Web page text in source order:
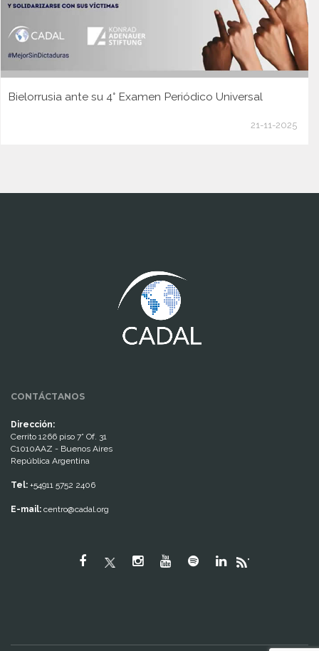
Bielorrusia ante su 4° Examen Periódico Universal
21-11-2025
CONTÁCTANOS
Dirección:
Cerrito 1266 piso 7° Of. 31
C1010AAZ - Buenos Aires
República Argentina
Tel: +54911 5752 2406
E-mail: centro@cadal.org
"